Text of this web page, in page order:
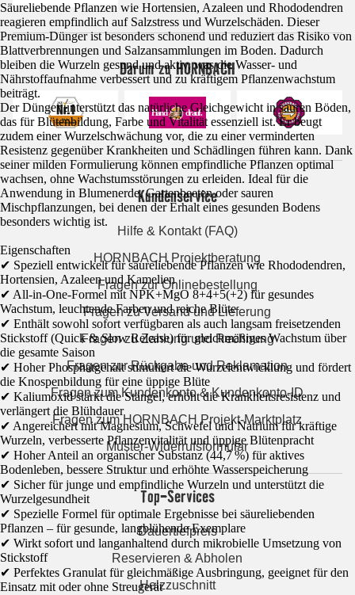
Säureliebende Pflanzen wie Hortensien, Azaleen und Rhododendren
reagieren empfindlich auf Salzstress und Wurzelschäden. Dieser
Premium-Dünger ist besonders schonend und reduziert das Risiko von
Blattverbrennungen und Salzansammlungen im Boden. Dadurch
bleiben die Wurzeln gesund und aktiv, was die Wasser- und
Nährstoffaufnahme verbessert und zu kräftigem Pflanzenwachstum
beiträgt.
Der Dünger unterstützt das natürliche Gleichgewicht in sauren Böden,
das für Blütenbildung, Farbe und Vitalität essenziell ist. Er beugt
zudem einer Wurzelschwächung vor, die zu einer verminderten
Resistenz gegenüber Krankheiten und Schädlingen führen kann. Dank
seiner milden Formulierung können empfindliche Pflanzen optimal
wachsen, ohne Wachstumsstörungen zu erleiden. Ideal für die
Anwendung in Blumenerde, Gartenbeeten oder sauren
Mischpflanzungen, bei denen der Erhalt eines gesunden Bodens
besonders wichtig ist.
Eigenschaften
✔ Speziell entwickelt für säureliebende Pflanzen wie Rhododendren,
Hortensien, Azaleen und Kamelien
✔ All-in-One-Formel mit NPK+MgO 8+4+5(+2) für gesundes
Wachstum, leuchtende Farben und reiche Blüte
✔ Enthält sowohl sofort verfügbaren als auch langsam freisetzenden
Stickstoff (Quick & Slow Release) für gleichmäßiges Wachstum über
die gesamte Saison
✔ Hoher Phosphatgehalt stimuliert die Wurzelentwicklung und fördert
die Knospenbildung für eine üppige Blüte
✔ Kaliumoxid stärkt die Stängel, erhöht die Krankheitsresistenz und
verlängert die Blühdauer
✔ Angereichert mit Magnesium, Schwefel und Natrium für kräftige
Wurzeln, verbesserte Pflanzenvitalität und üppige Blütenpracht
✔ Hoher Anteil an organischer Substanz (44,7 %) für aktives
Bodenleben, bessere Struktur und erhöhte Wasserspeicherung
✔ Sicher für junge und empfindliche Wurzeln und unterstützt die
Wurzelgesundheit
✔ Spezielle Formel für optimale Ergebnisse bei säureliebenden
Pflanzen – für gesunde, langblühende Exemplare
✔ Wirkt sofort und langanhaltend durch mikrobielle Umsetzung von
Stickstoff
✔ Perfektes Granulat für gleichmäßige Ausbringung, geeignet für den
Einsatz mit oder ohne Streugerät
Darum zu HORNBACH
Kundenservice
Hilfe & Kontakt (FAQ)
HORNBACH Projektberatung
Fragen zur Onlinebestellung
Fragen zu Versand und Lieferung
Fragen zu Zahlung und Rechnung
Fragen zur Rückgabe und Reklamation
Fragen zum Kundenkonto & Kundenkonto-ID
Fragen zum HORNBACH Projekt-Marktplatz
Muster-Widerrufsformular
Top-Services
Dauertiefpreis
Reservieren & Abholen
Holzzuschnitt